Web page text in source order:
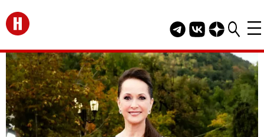
Перейти на главную
Telegram канал
Группа HELLO
Канал